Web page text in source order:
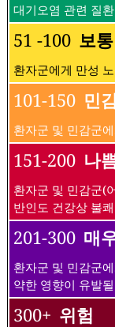
대기오염 관련 질
51 -100 보통
환자군에게 만성
101-150 민
환자군 및 민감군
151-200 나
환자군 및 민감군(
반인도 건강상 불
201-300 매
환자군 및 민감군
약한 영향이 유발
300+ 위험